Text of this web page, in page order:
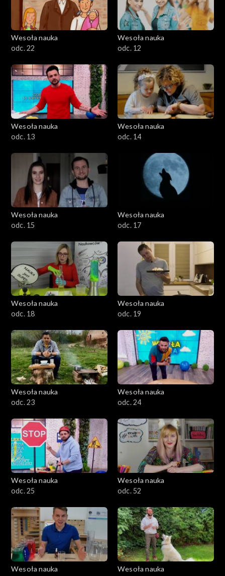
Wesoła nauka
odc. 22
Wesoła nauka
odc. 12
Wesoła nauka
odc. 13
Wesoła nauka
odc. 14
Wesoła nauka
odc. 15
Wesoła nauka
odc. 17
Wesoła nauka
odc. 18
Wesoła nauka
odc. 19
Wesoła nauka
odc. 23
Wesoła nauka
odc. 24
Wesoła nauka
odc. 25
Wesoła nauka
odc. 52
Wesoła nauka
Wesoła nauka